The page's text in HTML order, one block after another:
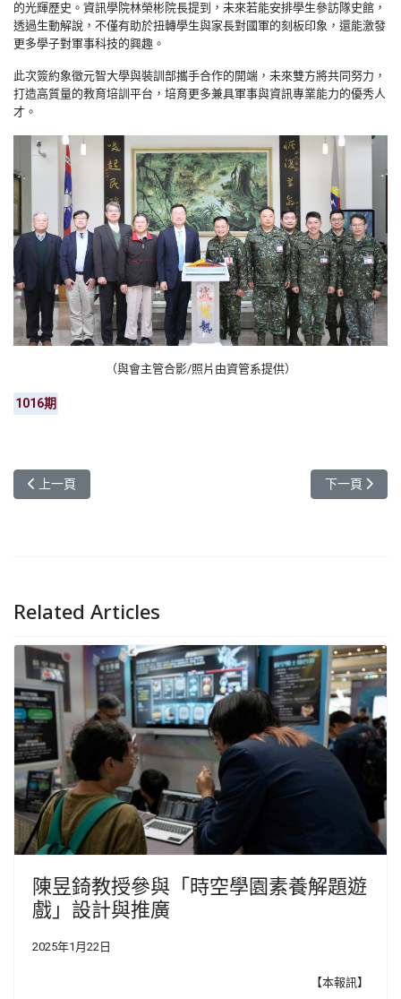
的光輝歷史。資訊學院林榮彬院長提到，未來若能安排學生參訪隊史館，
透過生動解說，不僅有助於扭轉學生與家長對國軍的刻板印象，還能激發
更多學子對軍事科技的興趣。
此次簽約象徵元智大學與裝訓部攜手合作的開端，未來雙方將共同努力，
打造高質量的教育培訓平台，培育更多兼具軍事與資訊專業能力的優秀人
才。
（與會主管合影/照片由資管系提供）
1016期
上一篇文章: 元智寰宇計畫再創佳績 三年獲2250萬補助 深耕地方教
上一頁 下一篇文章:
下一頁
Related Articles
陳昱錡教授參與「時空學園素養解題遊
戲」設計與推廣
2025年1月22日
【本報訊】